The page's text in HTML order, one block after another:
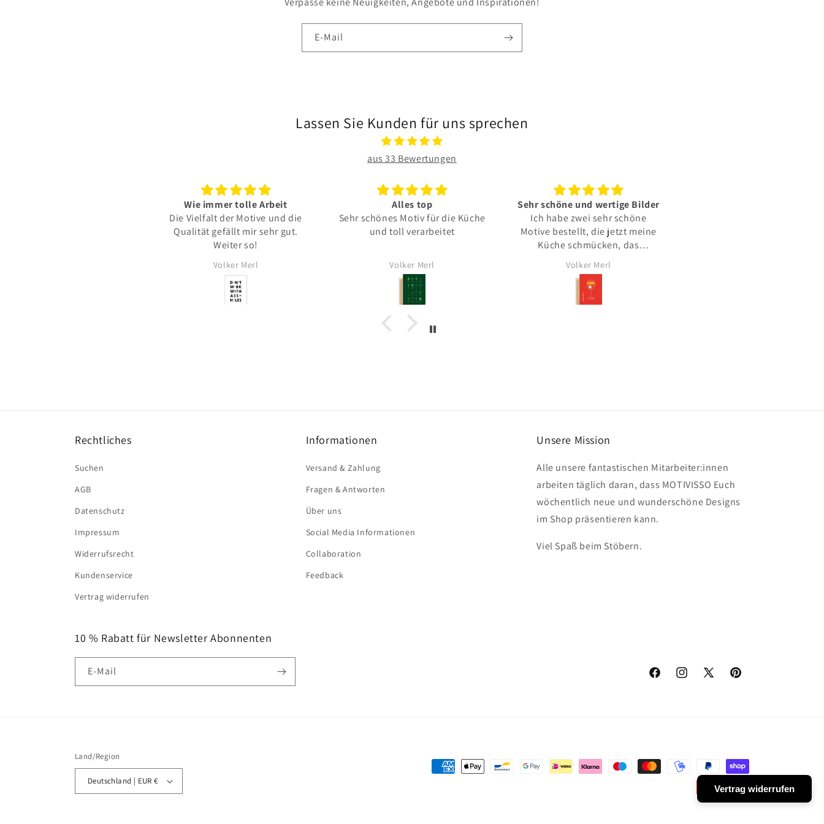
E-Mail
Lassen Sie Kunden für uns sprechen
aus 33 Bewertungen
Wie immer tolle Arbeit
Die Vielfalt der Motive und die
Qualität gefällt mir sehr gut.
Weiter so!
Volker Merl
Alles top
Sehr schönes Motiv für die Küche
und toll verarbeitet
Volker Merl
Sehr schöne und wertige Bilder
Ich habe zwei sehr schöne
Motive bestellt, die jetzt meine
Küche schmücken, das
minimalistische Design hat mir
sehr gefallen.
Volker Merl
Rechtliches
Suchen
AGB
Datenschutz
Impressum
Widerrufsrecht
Kundenservice
Vertrag widerrufen
Informationen
Versand & Zahlung
Fragen & Antworten
Über uns
Social Media Informationen
Collaboration
Feedback
Unsere Mission
Alle unsere fantastischen Mitarbeiter:innen
arbeiten täglich daran, dass MOTIVISSO Euch
wöchentlich neue und wunderschöne Designs
im Shop präsentieren kann.
Viel Spaß beim Stöbern.
10 % Rabatt für Newsletter Abonnenten
E-Mail
FacebookInstagram
X
Pinterest
Land/Region
Deutschland | EUR €
Zahlungsmethoden
Vertrag widerrufen